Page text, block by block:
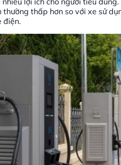
thấp hơn so với xe sử
điện.